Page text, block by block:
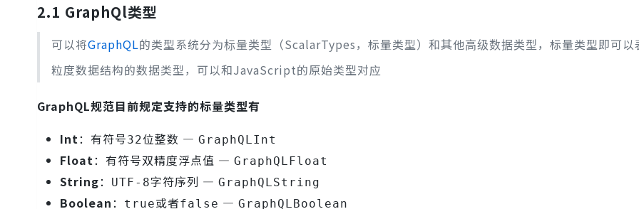
2.1 GraphQl类型
可以将GraphQL的类型系统分为标量类型 （ScalarTypes，标量类型）和其他高级数据类型 ，标量类型即可
粒度数据结构的数据类型，可以和JavaScript的原始类型对应
GraphQL规范目前规定支持的标量类型有
Int：有符号32位整数 — GraphQLInt
Float：有符号双精度浮点值 — GraphQLFloat
String： UTF‐8字符序列 — GraphQLString
Boolean： true或者false — GraphQLBoolean